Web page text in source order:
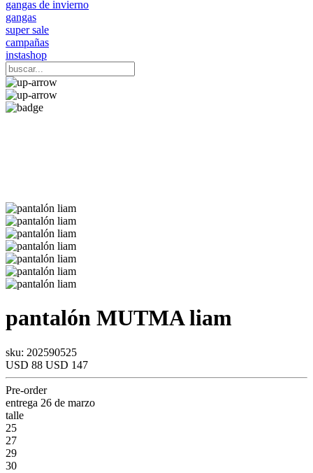
gangas de invierno
gangas
super sale
campañas
instashop
pantalón MUTMAliam
sku: 202590525
USD 88 USD 147
Pre-order
entrega 26 de marzo
talle
25
27
29
30